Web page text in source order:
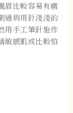
眉比較容易有痛
過與用針淺淺的
用手工筆針施作
敏感肌或比較怕